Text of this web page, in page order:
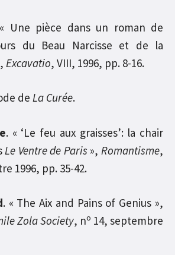
Une pièce dans un roman de
du Beau Narcisse et de la
Excavatio, VIII, 1996, pp. 8-16.
de La Curée.
. « ‘Le feu aux graisses’: la chair
Le Ventre de Paris », Romantisme,
1996, pp. 35-42.
. « The Aix and Pains of Genius »,
Zola Society, no 14, septembre